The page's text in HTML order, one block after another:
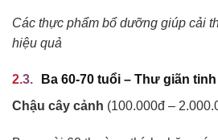
Các thực phẩm bổ dưỡng giúp cải
hiệu quả
Ba 60-70 tuổi – Thư giãn
Chậu cây cảnh (100.000đ –